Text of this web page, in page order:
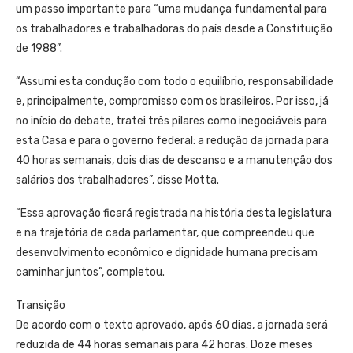
um passo importante para “uma mudança fundamental para
os trabalhadores e trabalhadoras do país desde a Constituição
de 1988”.
“Assumi esta condução com todo o equilíbrio, responsabilidade
e, principalmente, compromisso com os brasileiros. Por isso, já
no início do debate, tratei três pilares como inegociáveis para
esta Casa e para o governo federal: a redução da jornada para
40 horas semanais, dois dias de descanso e a manutenção dos
salários dos trabalhadores”, disse Motta.
“Essa aprovação ficará registrada na história desta legislatura
e na trajetória de cada parlamentar, que compreendeu que
desenvolvimento econômico e dignidade humana precisam
caminhar juntos”, completou.
Transição
De acordo com o texto aprovado, após 60 dias, a jornada será
reduzida de 44 horas semanais para 42 horas. Doze meses